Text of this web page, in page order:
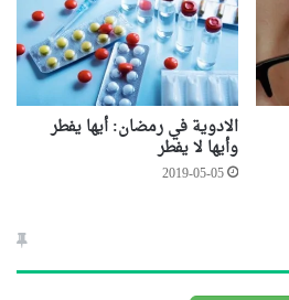
الادوية في رمضان: أيها يفطر
وأيها لا يفطر
2019-05-05